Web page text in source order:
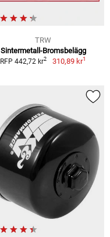
TRW
Sintermetall-Bromsbelägg
RFP 442,72 kr2 310,89 kr1